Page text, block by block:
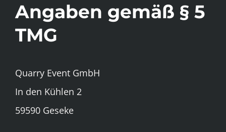
Angaben gemäß § 5
TMG
Quarry Event GmbH
In den Kühlen 2
59590 Geseke